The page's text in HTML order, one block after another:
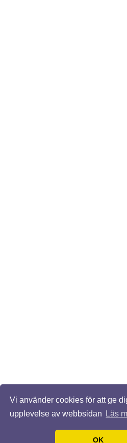
Vi använder cookies för att ge
upplevelse av webbsidan
Läs
OK